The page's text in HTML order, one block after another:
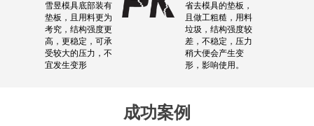
雪昱模具底部装有
垫板，且用料更为
考究，结构强度更
高，更稳定，可承
受较大的压力，不
宜发生变形
省去模具的垫板，
且做工粗糙，用料
垃圾，结构强度较
差，不稳定，压力
稍大便会产生变
形，影响使用。
成功案例